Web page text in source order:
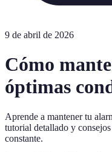
9 de abril de 2026
Cómo
óptimas
Aprende a mantener tu
tutorial detallado y
constante.